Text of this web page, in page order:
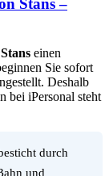
Stans –
Stans einen
Sie sofort
Deshalb
bei iPersonal steht
durch
und